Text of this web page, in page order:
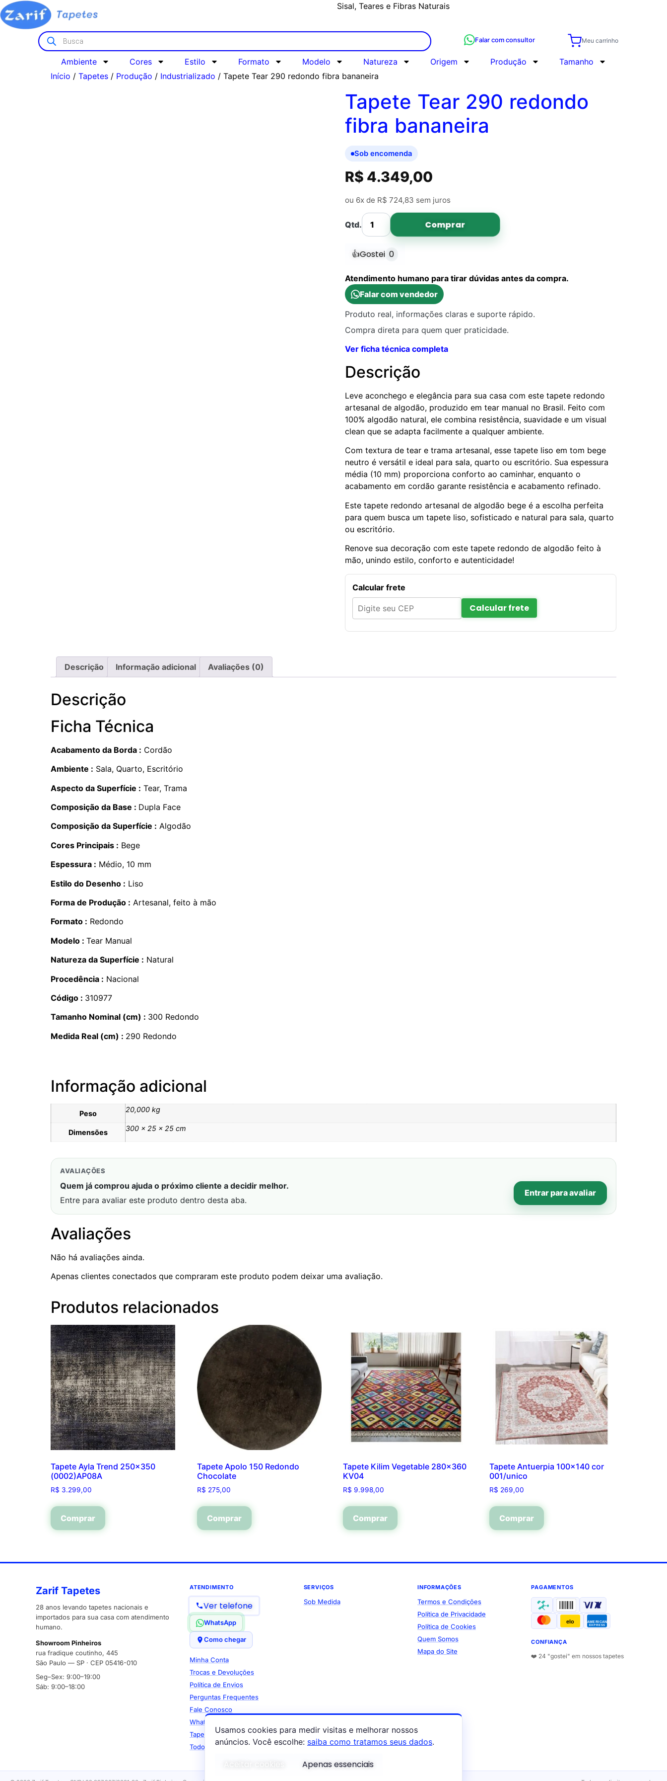
Sisal, Teares e Fibras Naturais
Meu carrinho
Falar com consultor
Ambiente Cores Estilo Formato Modelo Natureza Origem Produção
Tamanho
Início / Tapetes / Produção / Industrializado / Tapete Tear 290 redondo fibra bananeira
Tapete Tear 290 redondo
fibra bananeira
Sob encomenda
R$ 4.349,00
ou 6x de R$ 724,83 sem juros
Qtd. Comprar
👍Gostei 0
Atendimento humano para tirar dúvidas antes da compra.
Falar com vendedor
Produto real, informações claras e suporte rápido.
Compra direta para quem quer praticidade.
Ver ficha técnica completa
Descrição
Leve aconchego e elegância para sua casa com este tapete redondo
artesanal de algodão, produzido em tear manual no Brasil. Feito com
100% algodão natural, ele combina resistência, suavidade e um visual
clean que se adapta facilmente a qualquer ambiente.
Com textura de tear e trama artesanal, esse tapete liso em tom bege
neutro é versátil e ideal para sala, quarto ou escritório. Sua espessura
média (10 mm) proporciona conforto ao caminhar, enquanto o
acabamento em cordão garante resistência e acabamento refinado.
Este tapete redondo artesanal de algodão bege é a escolha perfeita
para quem busca um tapete liso, sofisticado e natural para sala, quarto
ou escritório.
Renove sua decoração com este tapete redondo de algodão feito à
mão, unindo estilo, conforto e autenticidade!
Calcular frete
Calcular frete
Descrição Informação adicional Avaliações (0)
Descrição
Ficha Técnica
Acabamento da Borda : Cordão
Ambiente : Sala, Quarto, Escritório
Aspecto da Superfície : Tear, Trama
Composição da Base : Dupla Face
Composição da Superfície : Algodão
Cores Principais : Bege
Espessura : Médio, 10 mm
Estilo do Desenho : Liso
Forma de Produção : Artesanal, feito à mão
Formato : Redondo
Modelo : Tear Manual
Natureza da Superfície : Natural
Procedência : Nacional
Código : 310977
Tamanho Nominal (cm) : 300 Redondo
Medida Real (cm) : 290 Redondo
Informação adicional
Peso 20,000 kg
Dimensões 300 × 25 × 25 cm
AVALIAÇÕES
Quem já comprou ajuda o próximo cliente a decidir melhor.
Entre para avaliar este produto dentro desta aba.
Entrar para avaliar
Avaliações
Não há avaliações ainda.
Apenas clientes conectados que compraram este produto podem deixar uma avaliação.
Produtos relacionados
Tapete Ayla Trend 250×350
(0002)AP08A
R$ 3.299,00
Comprar
Tapete Apolo 150 Redondo
Chocolate
R$ 275,00
Comprar
Tapete Kilim Vegetable 280×360
KV04
R$ 9.998,00
Comprar
Tapete Antuerpia 100×140 cor
001/unico
R$ 269,00
Comprar
Zarif Tapetes
28 anos levando tapetes nacionais e
importados para sua casa com atendimento
humano.
Showroom Pinheiros
rua fradique coutinho, 445
São Paulo — SP · CEP 05416-010
Seg–Sex: 9:00–19:00
Sáb: 9:00–18:00
ATENDIMENTO
Ver telefone
WhatsApp
Como chegar
Minha Conta
Trocas e Devoluções
Política de Envios
Perguntas Frequentes
Fale Conosco
WhatsApp
Tapetes Mais Procurados
Todos os Tapetes
SERVIÇOS
Sob Medida
INFORMAÇÕES
Termos e Condições
Política de Privacidade
Política de Cookies
Quem Somos
Mapa do Site
PAGAMENTOS
elo AMERICAN
EXPRESS
CONFIANÇA
❤️ 24 "gostei" em nossos tapetes
Usamos cookies para medir visitas e melhorar nossos
anúncios. Você escolhe: saiba como tratamos seus dados.
Apenas essenciais